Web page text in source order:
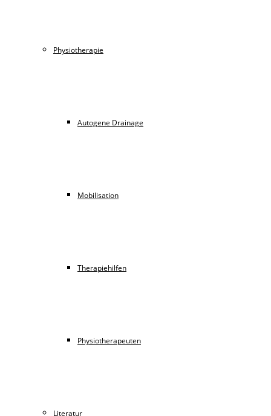
Physiotherapie
Autogene Drainage
Mobilisation
Therapiehilfen
Physiotherapeuten
Literatur